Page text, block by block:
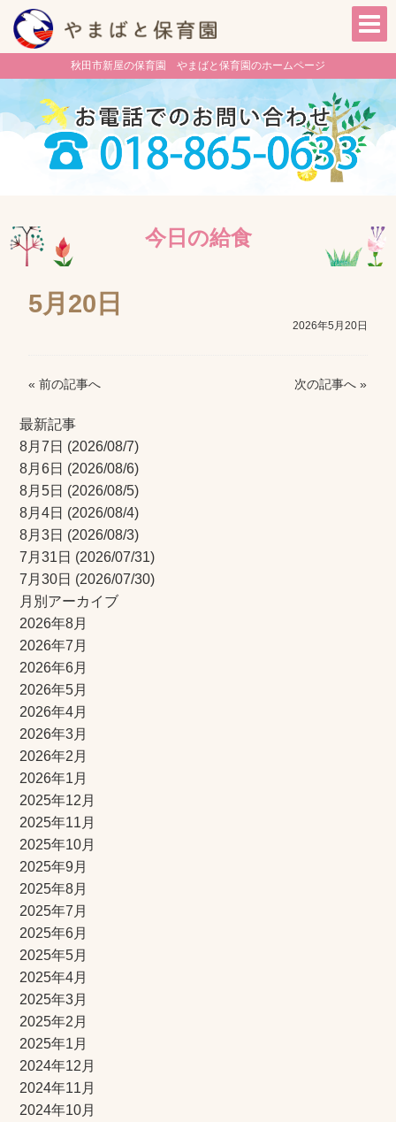
秋田市新屋の保育園 やまばと保育園のホームページ
今日の給食
5月20日
2026年5月20日
« 前の記事へ 次の記事へ »
最新記事
8月7日 (2026/08/7)
8月6日 (2026/08/6)
8月5日 (2026/08/5)
8月4日 (2026/08/4)
8月3日 (2026/08/3)
7月31日 (2026/07/31)
7月30日 (2026/07/30)
月別アーカイブ
2026年8月
2026年7月
2026年6月
2026年5月
2026年4月
2026年3月
2026年2月
2026年1月
2025年12月
2025年11月
2025年10月
2025年9月
2025年8月
2025年7月
2025年6月
2025年5月
2025年4月
2025年3月
2025年2月
2025年1月
2024年12月
2024年11月
2024年10月